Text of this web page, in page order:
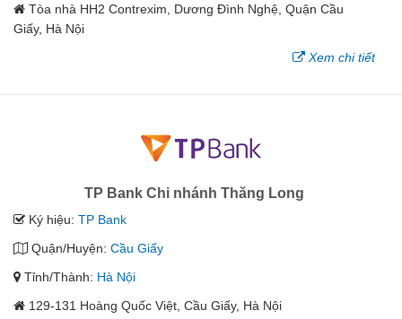
Tòa nhà HH2 Contrexim, Dương Đình Nghệ, Quận Cầu
Giấy, Hà Nội
Xem chi tiết
TP Bank Chi nhánh Thăng Long
Ký hiệu: TP Bank
Quận/Huyện: Cầu Giấy
Tỉnh/Thành: Hà Nội
129-131 Hoàng Quốc Việt, Cầu Giấy, Hà Nội